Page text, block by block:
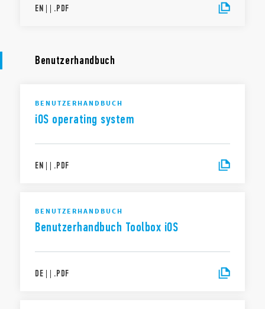
EN | | .PDF
Benutzerhandbuch
BENUTZERHANDBUCH
iOS operating system
EN | | .PDF
BENUTZERHANDBUCH
Benutzerhandbuch Toolbox iOS
DE | | .PDF